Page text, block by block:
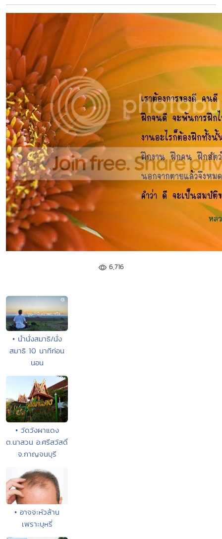
6,716
• นํานั่งสมาธิ/นั่ง
สมาธิ 10 นาทีก่อน
นอน
• วัดวังผาแดง
ต.นาสวน อ.ศรีสวัสดิ์
จ.กาญจนบุรี
• อาจจะหัวล้าน
เพราะบุหรี่